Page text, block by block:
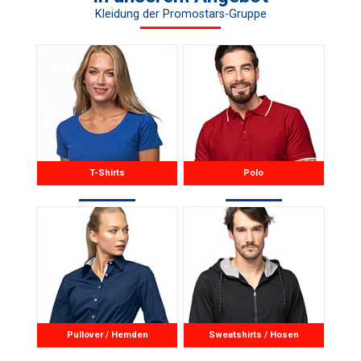
Pikee; drei Knöpfe
Kleidung der Promostars-Gruppe
T-Shirts Polo
Pullover / Hemden Sweatshirts / Hosen